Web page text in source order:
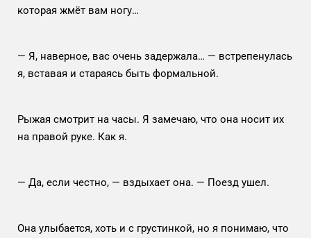
которая жмёт вам ногу…
— Я, наверное, вас очень задержала… — встрепенулась
я, вставая и стараясь быть формальной.
Рыжая смотрит на часы. Я замечаю, что она носит их
на правой руке. Как я.
— Да, если честно, — вздыхает она. — Поезд ушел.
Она улыбается, хоть и с грустинкой, но я понимаю, что